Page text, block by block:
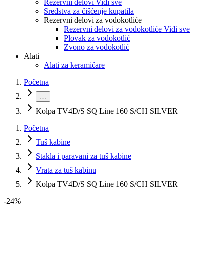
Rezervni delovi Vidi sve
Sredstva za čišćenje kupatila
Rezervni delovi za vodokotliće
Rezervni delovi za vodokotliće Vidi sve
Plovak za vodokotlić
Zvono za vodokotlić
Alati
Alati za keramičare
Početna
…
Kolpa TV4D/S SQ Line 160 S/CH SILVER
Početna
Tuš kabine
Stakla i paravani za tuš kabine
Vrata za tuš kabinu
Kolpa TV4D/S SQ Line 160 S/CH SILVER
-24%